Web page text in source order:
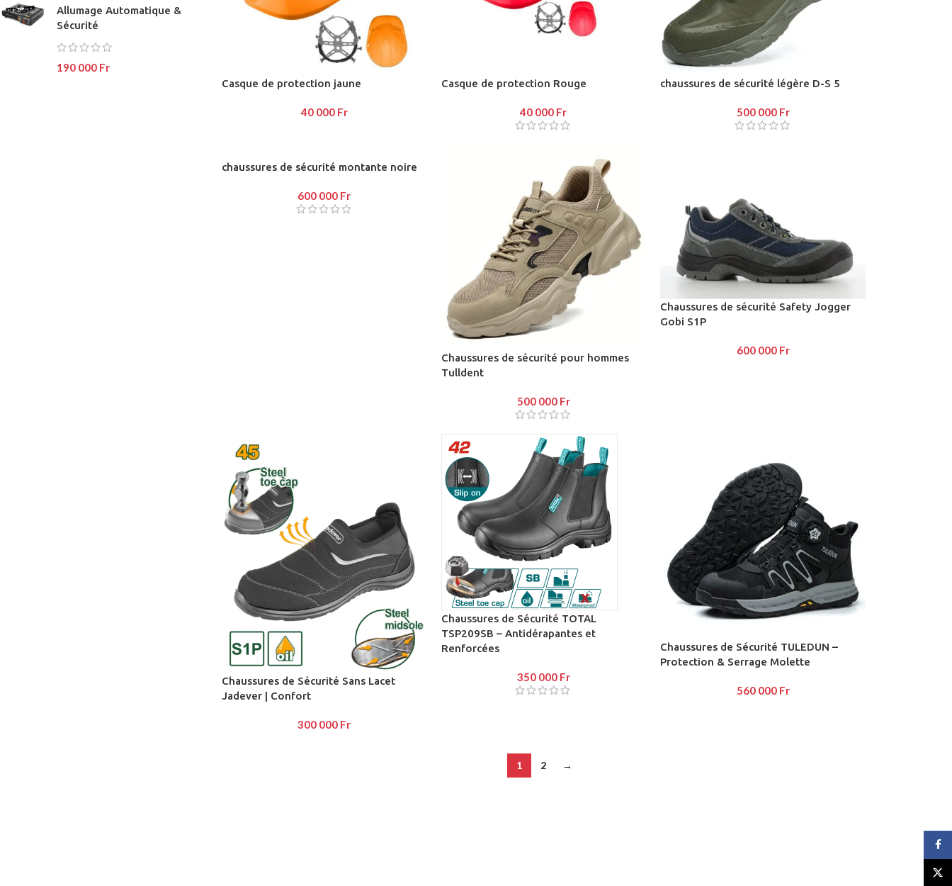
No page heading
Small categories menu
With background
Category description
Infinit scrolling
Load more button
Allumage Automatique &
Sécurité
190 000 Fr
Casque de protection jaune
40 000 Fr
Casque de protection Rouge
40 000 Fr
chaussures de sécurité légère D-S 5
500 000 Fr
chaussures de sécurité montante noire
600 000 Fr
Chaussures de sécurité pour hommes
Tulldent
500 000 Fr
Chaussures de sécurité Safety Jogger
Gobi S1P
600 000 Fr
Chaussures de Sécurité Sans Lacet
Jadever | Confort
300 000 Fr
Chaussures de Sécurité TOTAL
TSP209SB – Antidérapantes et
Renforcées
350 000 Fr
Chaussures de Sécurité TULEDUN –
Protection & Serrage Molette
560 000 Fr
1 2 →